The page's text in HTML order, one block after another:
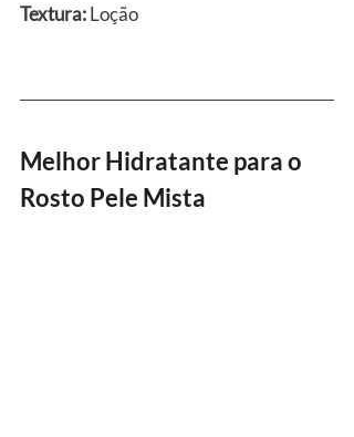
Textura: Loção
Melhor Hidratante para o
Rosto Pele Mista